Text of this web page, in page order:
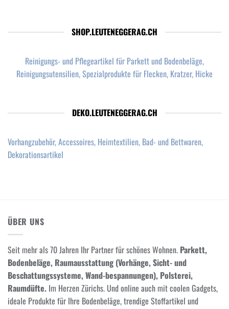
SHOP.LEUTENEGGERAG.CH
Reinigungs- und Pflegeartikel für Parkett und Bodenbeläge,
Reinigungsutensilien, Spezialprodukte für Flecken, Kratzer, Hicke
DEKO.LEUTENEGGERAG.CH
Vorhangzubehör, Accessoires, Heimtextilien, Bad- und Bettwaren,
Dekorationsartikel
ÜBER UNS
Seit mehr als 70 Jahren Ihr Partner für schönes Wohnen. Parkett,
Bodenbeläge, Raumausstattung (Vorhänge, Sicht- und
Beschattungssysteme, Wand-bespannungen), Polsterei,
Raumdüfte. Im Herzen Zürichs. Und online auch mit coolen Gadgets,
ideale Produkte für Ihre Bodenbeläge, trendige Stoffartikel und